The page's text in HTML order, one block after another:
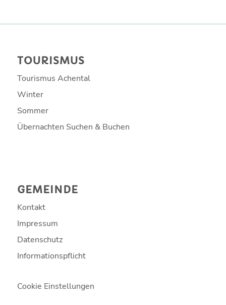
TOURISMUS
Tourismus Achental
Winter
Sommer
Übernachten Suchen & Buchen
GEMEINDE
Kontakt
Impressum
Datenschutz
Informationspflicht
Cookie Einstellungen